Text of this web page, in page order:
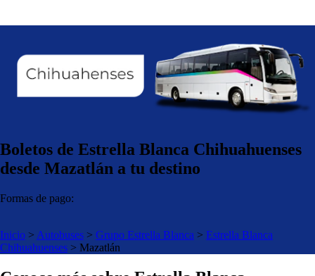
Boletos de Estrella Blanca Chihuahuenses
desde Mazatlán a tu destino
Formas de pago:
Inicio > Autobuses > Grupo Estrella Blanca > Estrella Blanca
Chihuahuenses > Mazatlán